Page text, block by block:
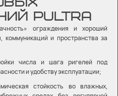
PULTRA
ограждения и хороший
коммуникаций и пространства за
числа и шага ригелей под
и удобству эксплуатации;
стойкость во влажных,